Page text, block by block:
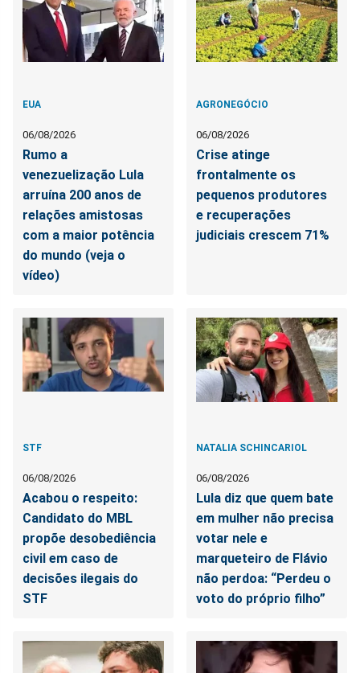
EUA
06/08/2026
Rumo a
venezuelização Lula
arruína 200 anos de
relações amistosas
com a maior potência
do mundo (veja o
vídeo)
AGRONEGÓCIO
06/08/2026
Crise atinge
frontalmente os
pequenos produtores
e recuperações
judiciais crescem 71%
STF
06/08/2026
Acabou o respeito:
Candidato do MBL
propõe desobediência
civil em caso de
decisões ilegais do
STF
NATALIA SCHINCARIOL
06/08/2026
Lula diz que quem bate
em mulher não precisa
votar nele e
marqueteiro de Flávio
não perdoa: “Perdeu o
voto do próprio filho”